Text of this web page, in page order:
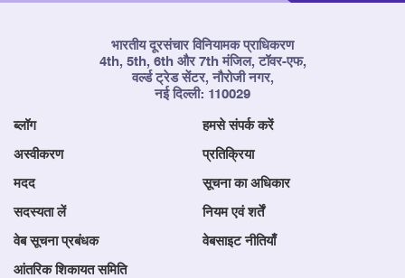
भारतीय दूरसंचार विनियामक प्राधिकरण
4th, 5th, 6th और 7th मंजिल, टॉवर-एफ,
वर्ल्ड ट्रेड सेंटर, नौरोजी नगर,
नई दिल्ली: 110029
ब्लॉग हमसे संपर्क करें
अस्वीकरण प्रतिक्रिया
मदद सूचना का अधिकार
सदस्यता लें नियम एवं शर्तें
वेब सूचना प्रबंधक वेबसाइट नीतियाँ
आंतरिक शिकायत समिति